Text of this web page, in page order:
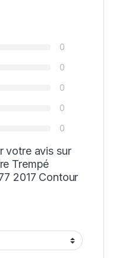
0
0
0
0
0
votre avis sur
Trempé
2017 Contour